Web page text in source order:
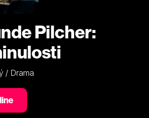
Pilcher:
/ Drama